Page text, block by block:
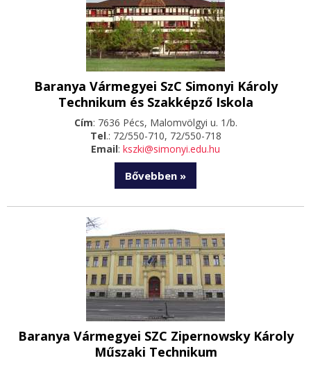
Baranya Vármegyei SzC Simonyi Károly
Technikum és Szakképző Iskola
Cím: 7636 Pécs, Malomvölgyi u. 1/b.
Tel.: 72/550-710, 72/550-718
Email: kszki@simonyi.edu.hu
Bővebben »
Baranya Vármegyei SZC Zipernowsky Károly
Műszaki Technikum